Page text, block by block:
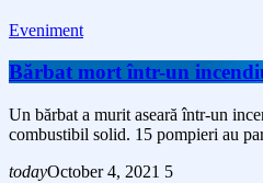
Eveniment
Bărbat mort într-un
Un bărbat a murit aseară într-un
combustibil solid. 15 pompieri au
todayOctober 4, 2021 5